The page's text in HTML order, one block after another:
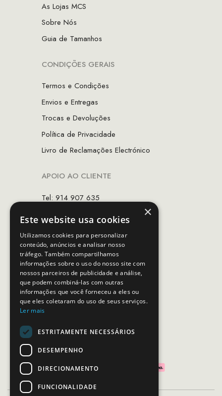
As Lojas MCS
Sobre Nós
Guia de Tamanhos
CONDIÇÕES GERAIS
Termos e Condições
Envios e Entregas
Trocas e Devoluções
Política de Privacidade
Livro de Reclamações Electrónico
APOIO AO CLIENTE
Tel: 914 907 635
Horário de contacto:
Dias úteis das 10h as 19h
SEGUE-NOS
PAGAMENTOS SEGUROS
×
Este website usa cookies
Utilizamos cookies para personalizar
conteúdo, anúncios e analisar nosso
tráfego. Também compartilhamos
informações sobre o uso do nosso site com
nossos parceiros de publicidade e análise,
que podem combiná-las com outras
informações que você forneceu a eles ou
que eles coletaram do uso de seus serviços.
Ler mais
ESTRITAMENTE NECESSÁRIOS
DESEMPENHO
DIRECIONAMENTO
FUNCIONALIDADE